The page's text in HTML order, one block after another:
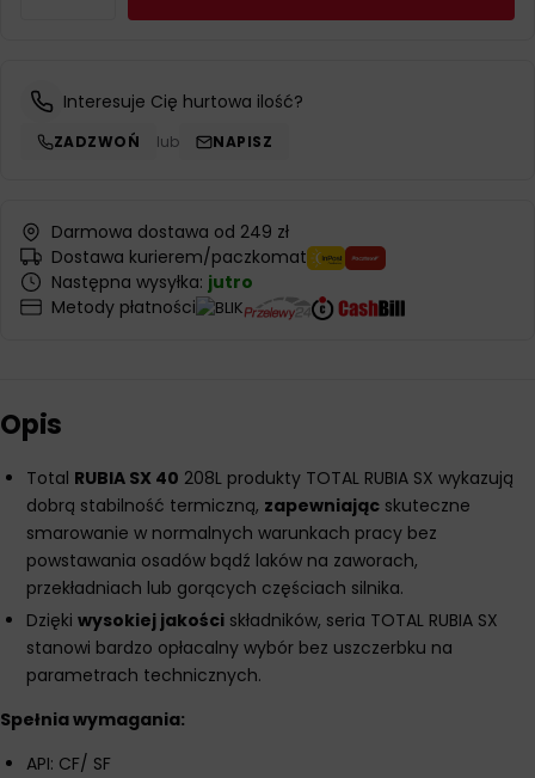
Interesuje Cię hurtowa ilość?
ZADZWOŃ lub NAPISZ
Darmowa dostawa od 249 zł
Dostawa kurierem/paczkomat
Następna wysyłka: jutro
Metody płatności
Opis
Total RUBIA SX 40 208L produkty TOTAL RUBIA SX wykazują
dobrą stabilność termiczną, zapewniając skuteczne
smarowanie w normalnych warunkach pracy bez
powstawania osadów bądź laków na zaworach,
przekładniach lub gorących częściach silnika.
Dzięki wysokiej jakości składników, seria TOTAL RUBIA SX
stanowi bardzo opłacalny wybór bez uszczerbku na
parametrach technicznych.
Spełnia wymagania:
API: CF/ SF